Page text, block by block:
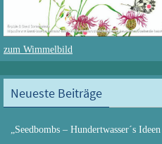
zum Wimmelbild
Neueste Beiträge
„Seedbombs – Hundertwasser´s